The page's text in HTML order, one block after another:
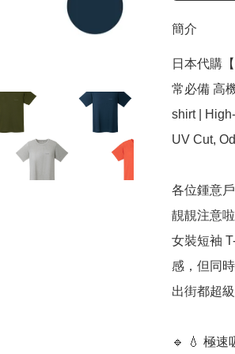
簡介
日本代購
常必備 高
shirt |
UV Cut,
各位鍾意
靚靚注意
女裝短袖
感，但同
出街都超
🔹 💧 極速